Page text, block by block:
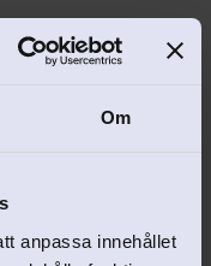
Om
anpassa innehållet